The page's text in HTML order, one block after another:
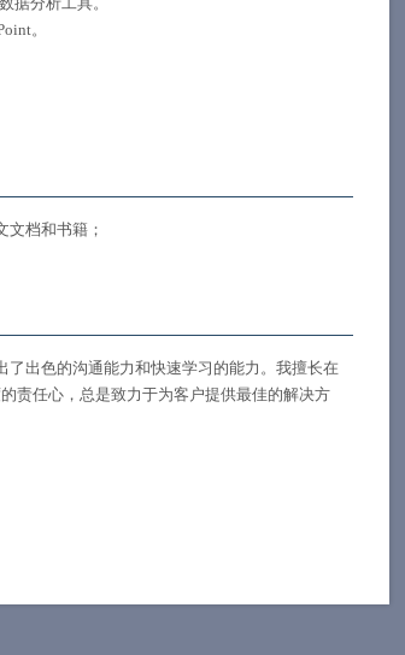
。
档和书籍；
出色的沟通能力和快速学习的能力。我擅长在
责任心，总是致力于为客户提供最佳的解决方